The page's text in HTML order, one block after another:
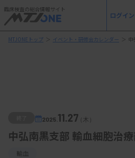
臨床検査の総合情報サイト
ログイン
MTJONEトップ ＞ イベント・研修会カレンダー ＞
2025. 11.27（木）
中弘南黒支部 輸血細胞治
輸血